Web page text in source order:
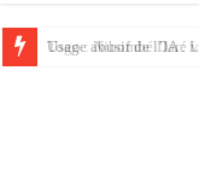
Usage abusif de l’IA :